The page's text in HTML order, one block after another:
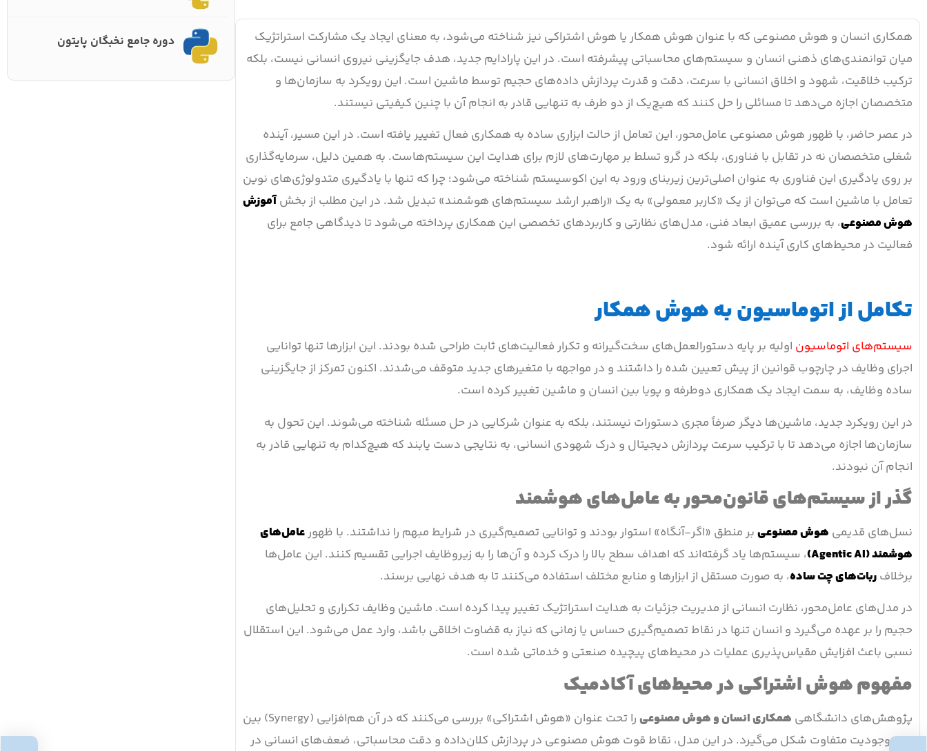
همکاری انسان و هوش مصنوعی که با عنوان هوش همکار یا هوش اشتراکی نیز شناخته می‌شود، به معنای ایجاد یک مشارکت استراتژیک
میان توانمندی‌های ذهنی انسان و سیستم‌های محاسباتی پیشرفته است. در این پارادایم جدید، هدف جایگزینی نیروی انسانی نیست، بلکه
ترکیب خلاقیت، شهود و اخلاق انسانی با سرعت، دقت و قدرت پردازش داده‌های حجیم توسط ماشین است. این رویکرد به سازمان‌ها و
متخصصان اجازه می‌دهد تا مسائلی را حل کنند که هیچ‌یک از دو طرف به تنهایی قادر به انجام آن با چنین کیفیتی نیستند.
در عصر حاضر، با ظهور هوش مصنوعی عامل‌محور، این تعامل از حالت ابزاری ساده به همکاری فعال تغییر یافته است. در این مسیر، آینده
شغلی متخصصان نه در تقابل با فناوری، بلکه در گرو تسلط بر مهارت‌های لازم برای هدایت این سیستم‌هاست. به همین دلیل، سرمایه‌گذاری
بر روی یادگیری این فناوری به عنوان اصلی‌ترین زیربنای ورود به این اکوسیستم شناخته می‌شود؛ چرا که تنها با یادگیری متدولوژی‌های نوین
تعامل با ماشین است که می‌توان از یک «کاربر معمولی» به یک «راهبر ارشد سیستم‌های هوشمند» تبدیل شد. در این مطلب از بخشآموزش
هوش مصنوعی، به بررسی عمیق ابعاد فنی، مدل‌های نظارتی و کاربردهای تخصصی این همکاری پرداخته می‌شود تا دیدگاهی جامع برای
فعالیت در محیط‌های کاری آینده ارائه شود.
تکامل از اتوماسیون به هوش همکار
سیستم‌های اتوماسیون اولیه بر پایه دستورالعمل‌های سخت‌گیرانه و تکرار فعالیت‌های ثابت طراحی شده بودند. این ابزارها تنها توانایی
اجرای وظایف در چارچوب قوانین از پیش تعیین شده را داشتند و در مواجهه با متغیرهای جدید متوقف می‌شدند. اکنون تمرکز از جایگزینی
ساده وظایف، به سمت ایجاد یک همکاری دوطرفه و پویا بین انسان و ماشین تغییر کرده است.
در این رویکرد جدید، ماشین‌ها دیگر صرفاً مجری دستورات نیستند، بلکه به عنوان شرکایی در حل مسئله شناخته می‌شوند. این تحول به
سازمان‌ها اجازه می‌دهد تا با ترکیب سرعت پردازش دیجیتال و درک شهودی انسانی، به نتایجی دست یابند که هیچ‌کدام به تنهایی قادر به
انجام آن نبودند.
گذر از سیستم‌های قانون‌محور به عامل‌های هوشمند
نسل‌های قدیمی هوش مصنوعیبر منطق «اگر-آنگاه» استوار بودند و توانایی تصمیم‌گیری در شرایط مبهم را نداشتند. با ظهورعامل‌های
هوشمند (Agentic AI)
، سیستم‌ها یاد گرفته‌اند که اهداف سطح بالا را درک کرده و آن‌ها را به زیروظایف اجرایی تقسیم کنند. این عامل‌ها
برخلافربات‌های چت ساده، به صورت مستقل از ابزارها و منابع مختلف استفاده می‌کنند تا به هدف نهایی برسند.
در مدل‌های عامل‌محور، نظارت انسانی از مدیریت جزئیات به هدایت استراتژیک تغییر پیدا کرده است. ماشین وظایف تکراری و تحلیل‌های
حجیم را بر عهده می‌گیرد و انسان تنها در نقاط تصمیم‌گیری حساس یا زمانی که نیاز به قضاوت اخلاقی باشد، وارد عمل می‌شود. این استقلال
نسبی باعث افزایش مقیاس‌پذیری عملیات در محیط‌های پیچیده صنعتی و خدماتی شده است.
مفهوم هوش اشتراکی در محیط‌های آکادمیک
پژوهش‌های دانشگاهی همکاری انسان و هوش مصنوعی
را تحت عنوان «هوش اشتراکی» بررسی می‌کنند که در آن هم‌افزایی (Synergy) بین
دو موجودیت متفاوت شکل می‌گیرد. در این مدل، نقاط قوت هوش مصنوعی در پردازش کلان‌داده و دقت محاسباتی، ضعف‌های انسانی در
دوره جامع نخبگان پایتون